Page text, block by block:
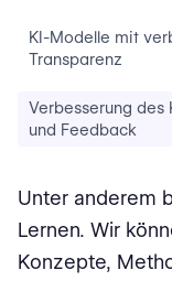
KI-Modelle mit
Transparenz
Verbesserung
und Feedback
Unter anderem
Lernen. Wir
Konzepte,